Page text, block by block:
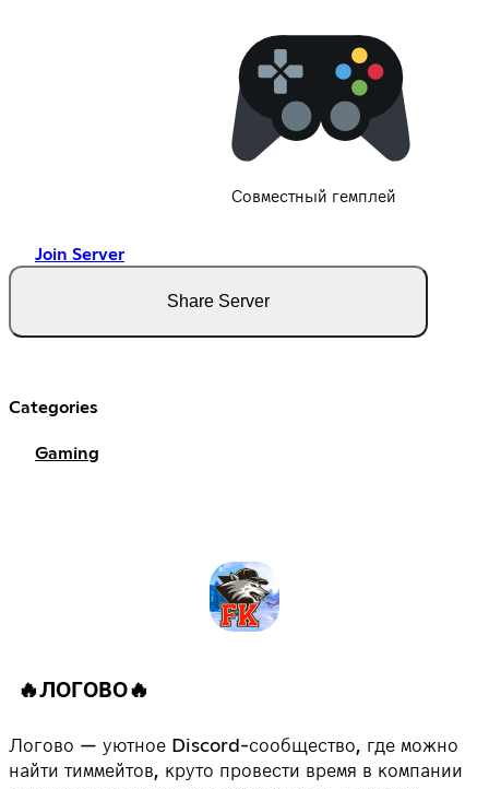
Совместный гемплей
Join Server
Share Server
Categories
Gaming
🔥ЛОГОВО🔥
Логово — уютное Discord-сообщество, где можно
найти тиммейтов, круто провести время в компании